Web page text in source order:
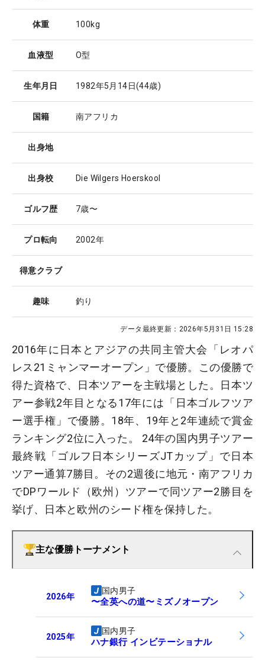
体重 100kg
血液型 O型
生年月日 1982年5月14日(44歳)
国籍 南アフリカ
出身地
出身校 Die Wilgers Hoerskool
ゴルフ歴 7歳〜
プロ転向 2002年
得意クラブ
趣味 釣り
データ最終更新： 2026年5月31日 15:28
2016年に日本とアジアの共同主管大会「レオパ
レス21ミャンマーオープン」で優勝。この優勝で
得た資格で、日本ツアーを主戦場とした。日本ツ
アー参戦2年目となる17年には「日本ゴルフツア
ー選手権」で優勝。18年、19年と2年連続で賞金
ランキング2位に入った。 24年の国内男子ツアー
最終戦「ゴルフ日本シリーズJTカップ」で日本
ツアー通算7勝目。その2週後に地元・南アフリカ
でDPワールド（欧州）ツアーで同ツアー2勝目を
挙げ、日本と欧州のシード権を保持した。
主な優勝トーナメント
2026年
国内男子
〜全英への道〜ミズノオープン
2025年
国内男子
ハナ銀行 インビテーショナル